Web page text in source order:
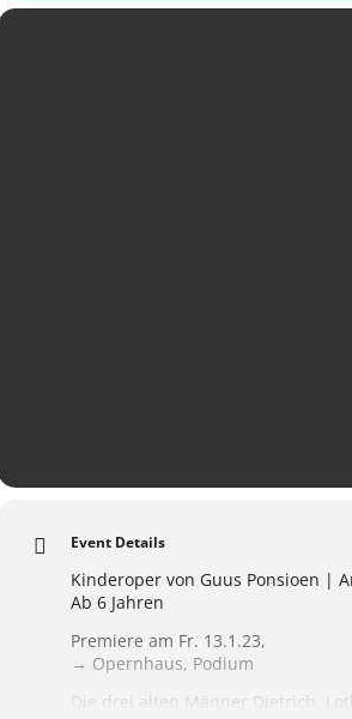
Event Details
Kinderoper von Guus Ponsioen |
Ab 6 Jahren
Premiere am Fr. 13.1.23,
→ Opernhaus, Podium
Die drei alten Männer Dietrich,